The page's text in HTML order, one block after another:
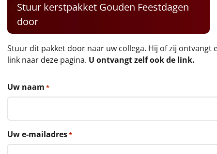
€35 tot €40
€40 tot €45
€45 tot €50
Stuur kerstpakket Gouden Feestdagen
door
Stuur dit pakket door naar uw collega. Hij of zij ontvangt
link naar deze pagina. U ontvangt zelf ook de link.
Uw naam *
Uw e-mailadres*